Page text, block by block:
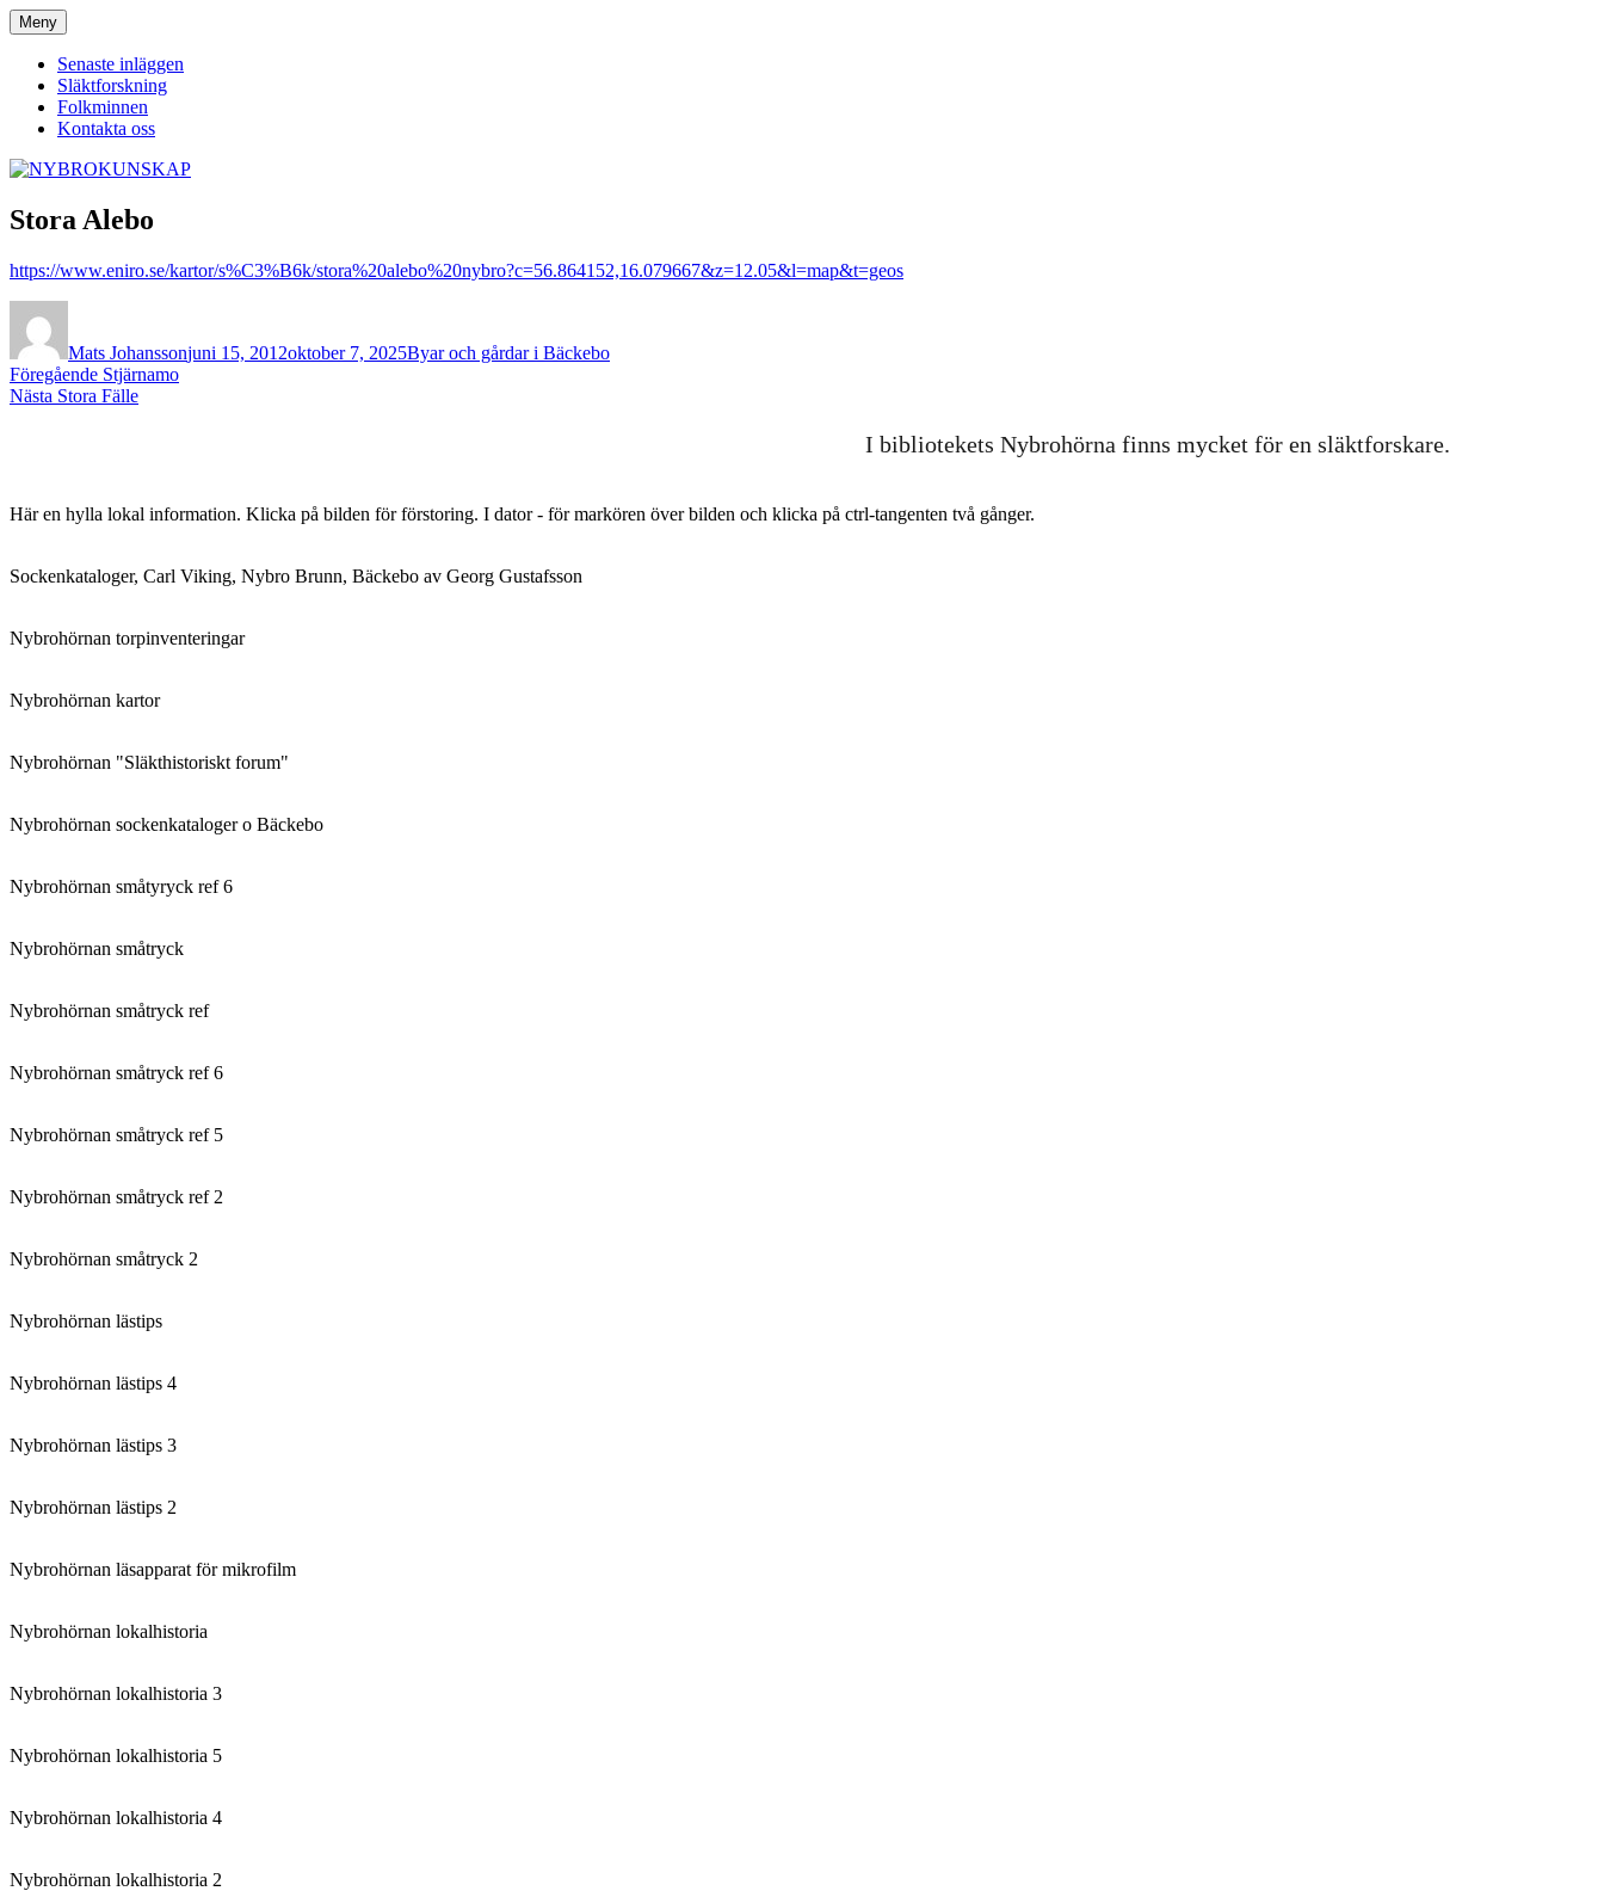
Hoppa
till
innehåll
NYBROKUNSKAP
Meny
Senaste inläggen
Släktforskning
Folkminnen
Kontakta oss
Stora Alebo
https://www.eniro.se/kartor/s%C3%B6k/stora%20alebo%20nybro?c=56.864152,16.079667&z=12.05&l=map&t=geos
Mats Johanssonjuni 15, 2012oktober 7, 2025Byar och gårdar i Bäckebo
Inläggsnavigering
Föregående Föregående
inlägg:
Stjärnamo
Nästa Nästa
Stora Fälle
I bibliotekets Nybrohörna finns mycket för en släktforskare.
Här en hylla lokal information. Klicka på bilden för förstoring. I dator - för markören över bilden och klicka på ctrl-tangenten två gånger.
Sockenkataloger, Carl Viking, Nybro Brunn, Bäckebo av Georg Gustafsson
Nybrohörnan torpinventeringar
Nybrohörnan kartor
Nybrohörnan "Släkthistoriskt forum"
Nybrohörnan sockenkataloger o Bäckebo
Nybrohörnan småtyryck ref 6
Nybrohörnan småtryck
Nybrohörnan småtryck ref
Nybrohörnan småtryck ref 6
Nybrohörnan småtryck ref 5
Nybrohörnan småtryck ref 2
Nybrohörnan småtryck 2
Nybrohörnan lästips
Nybrohörnan lästips 4
Nybrohörnan lästips 3
Nybrohörnan lästips 2
Nybrohörnan läsapparat för mikrofilm
Nybrohörnan lokalhistoria
Nybrohörnan lokalhistoria 3
Nybrohörnan lokalhistoria 5
Nybrohörnan lokalhistoria 4
Nybrohörnan lokalhistoria 2